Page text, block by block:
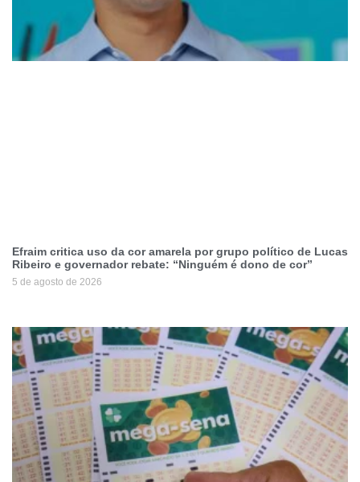
Efraim critica uso da cor amarela por grupo político de Lucas
Ribeiro e governador rebate: “Ninguém é dono de cor”
5 de agosto de 2026